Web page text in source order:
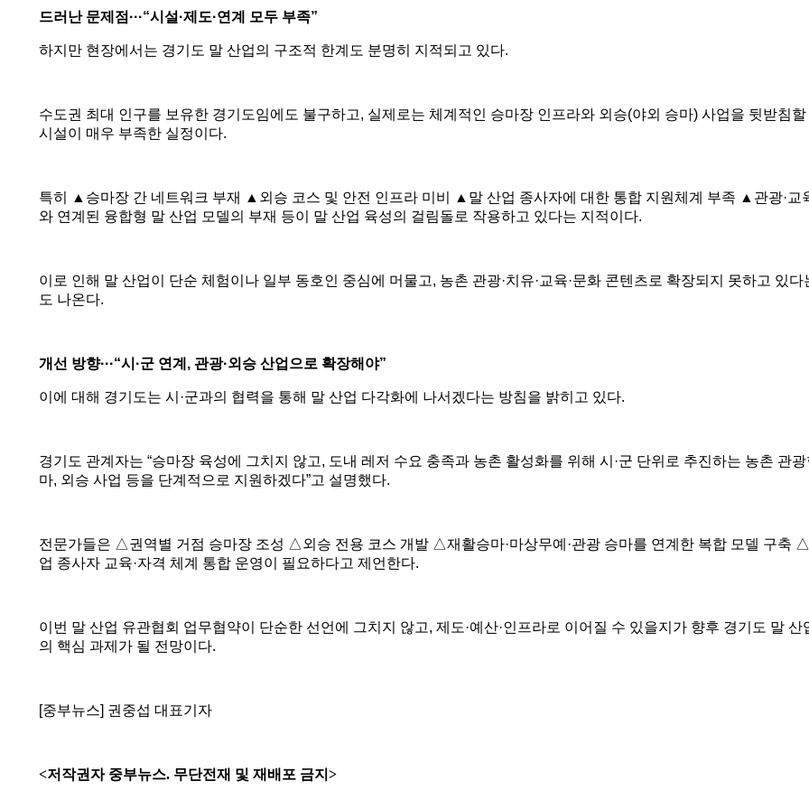
드러난 문제점 ···“시설 ·제도·연계 모두 부족”
하지만 현장에서는 경기도 말 산업의 구조적 한계도 분명히 지적되고 있다.
수도권 최대 인구를 보유한 경기도임에도 불구하고, 실제로는 체계적인 승마장 인프라와 외승(야외 승마) 사업을 뒷받침
시설이 매우 부족한 실정이다.
특히 ▲ 승마장 간 네트워크 부재 ▲ 외승 코스 및 안전 인프라 미비 ▲ 말 산업 종사자에 대한 통합 지원체계 부족 ▲ 관광·교
와 연계된 융합형 말 산업 모델의 부재 등이 말 산업 육성의 걸림돌로 작용하고 있다는 지적이다.
이로 인해 말 산업이 단순 체험이나 일부 동호인 중심에 머물고, 농촌 관광·치유·교육·문화 콘텐츠로 확장되지 못하고 있다
도 나온다.
개선 방향···“시 ·군 연계 , 관광·외승 산업으로 확장해야”
이에 대해 경기도는 시 ·군과의 협력을 통해 말 산업 다각화에 나서겠다는 방침을 밝히고 있다.
경기도 관계자는 “승마장 육성에 그치지 않고, 도내 레저 수요 충족과 농촌 활성화를 위해 시 ·군 단위로 추진하는 농촌 관광
마, 외승 사업 등을 단계적으로 지원하겠다”고 설명했다.
전문가들은 △권역별 거점 승마장 조성 △외승 전용 코스 개발 △재활승마·마상무예 ·관광 승마를 연계한 복합 모델 구축 △
업 종사자 교육·자격 체계 통합 운영이 필요하다고 제언한다.
이번 말 산업 유관협회 업무협약이 단순한 선언에 그치지 않고, 제도·예산·인프라로 이어질 수 있을지가 향후 경기도 말 산
의 핵심 과제가 될 전망이다.
[중부뉴스] 권중섭 대표기자
<저작권자 중부뉴스. 무단전재 및 재배포 금지>